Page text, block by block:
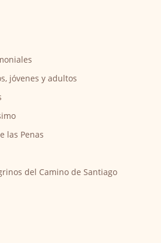
jóvenes y adultos
las Penas
del Camino de Santiago